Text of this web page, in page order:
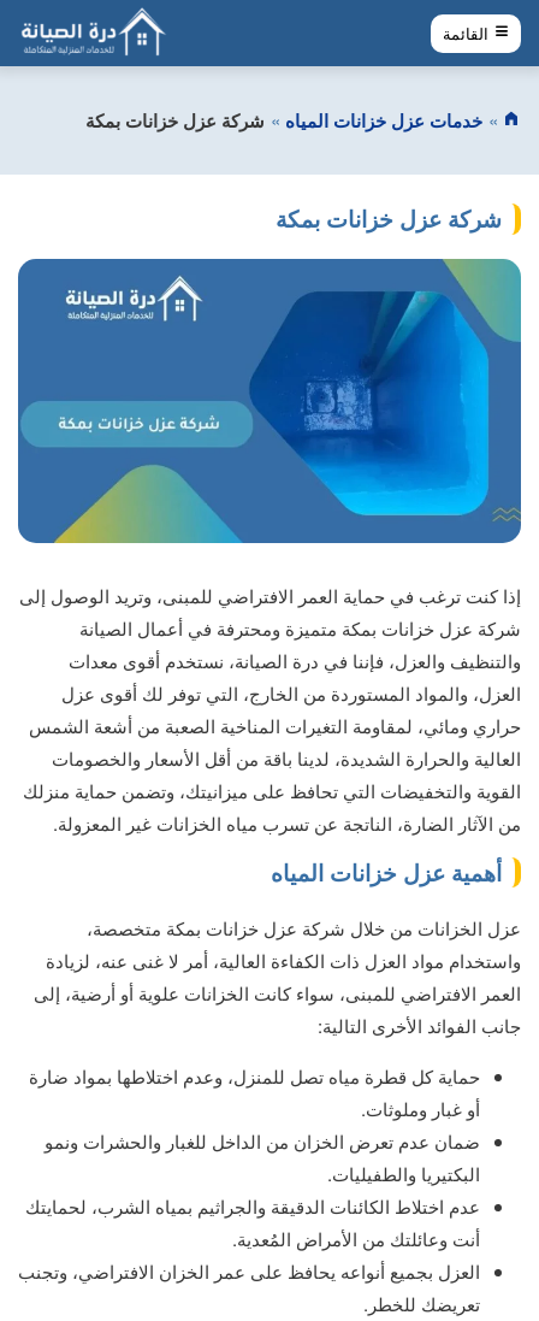
خدمات عزل خزانات المياه شركة عزل خزانات بمكة
شركة عزل خزانات بمكة
إذا كنت ترغب في حماية العمر الافتراضي للمبنى، وتريد الوصول إلى
شركة عزل خزانات بمكة متميزة ومحترفة في أعمال الصيانة
والتنظيف والعزل، فإننا في درة الصيانة، نستخدم أقوى معدات
العزل، والمواد المستوردة من الخارج، التي توفر لك أقوى عزل
حراري ومائي، لمقاومة التغيرات المناخية الصعبة من أشعة الشمس
العالية والحرارة الشديدة، لدينا باقة من أقل الأسعار والخصومات
القوية والتخفيضات التي تحافظ على ميزانيتك، وتضمن حماية منزلك
من الآثار الضارة، الناتجة عن تسرب مياه الخزانات غير المعزولة.
أهمية عزل خزانات المياه
عزل الخزانات من خلال شركة عزل خزانات بمكة متخصصة،
واستخدام مواد العزل ذات الكفاءة العالية، أمر لا غنى عنه، لزيادة
العمر الافتراضي للمبنى، سواء كانت الخزانات علوية أو أرضية، إلى
جانب الفوائد الأخرى التالية:
حماية كل قطرة مياه تصل للمنزل، وعدم اختلاطها بمواد ضارة
أو غبار وملوثات.
ضمان عدم تعرض الخزان من الداخل للغبار والحشرات ونمو
البكتيريا والطفيليات.
عدم اختلاط الكائنات الدقيقة والجراثيم بمياه الشرب، لحمايتك
أنت وعائلتك من الأمراض المُعدية.
العزل بجميع أنواعه يحافظ على عمر الخزان الافتراضي، وتجنب
تعريضك للخطر.